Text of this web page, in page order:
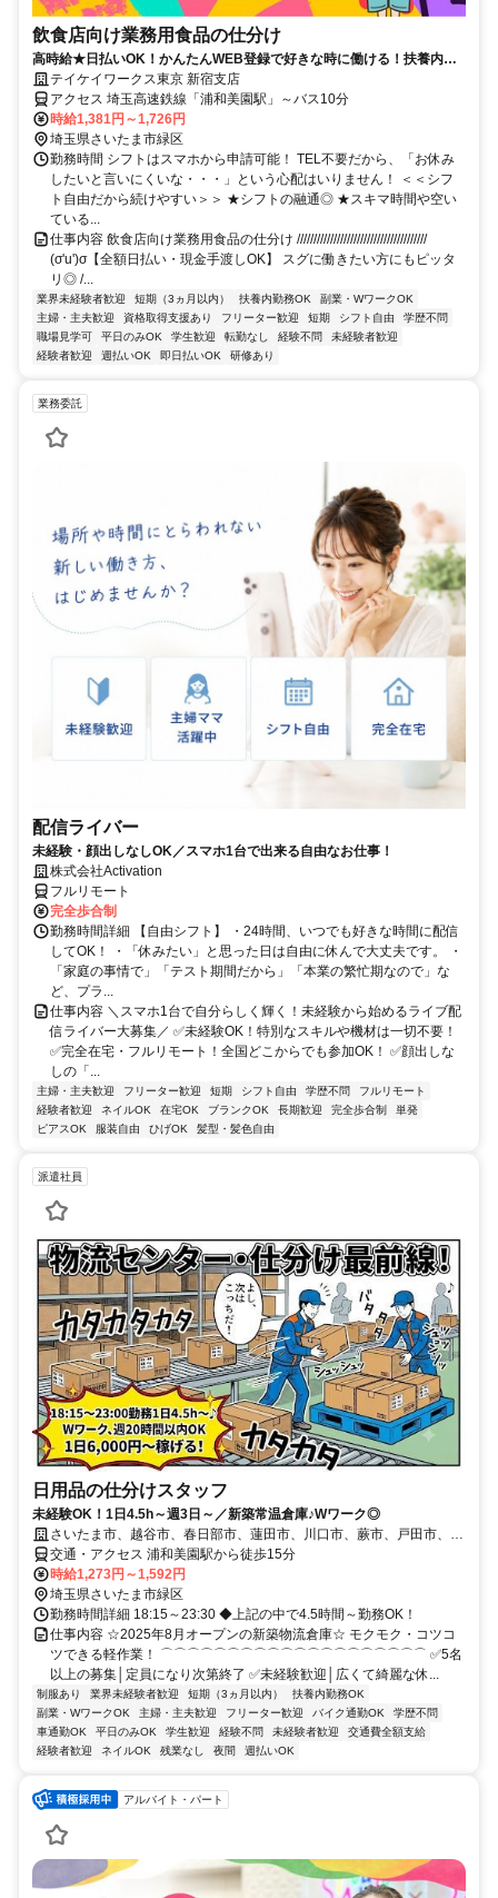
飲食店向け業務用食品の仕分け
高時給★日払いOK！かんたんWEB登録で好きな時に働ける！扶養内や
Wワークにも♪お友達との応募歓迎！
テイケイワークス東京 新宿支店
アクセス 埼玉高速鉄線「浦和美園駅」～バス10分
時給1,381円～1,726円
埼玉県さいたま市緑区
勤務時間 シフトはスマホから申請可能！ TEL不要だから、「お休み
したいと言いにくいな・・・」という心配はいりません！ ＜＜シフ
ト自由だから続けやすい＞＞ ★シフトの融通◎ ★スキマ時間や空い
ている...
仕事内容 飲食店向け業務用食品の仕分け ///////////////////////////////////////
(σ'u')σ【全額日払い・現金手渡しOK】 スグに働きたい方にもピッタ
リ◎ /...
業界未経験者歓迎 短期（3ヵ月以内） 扶養内勤務OK
副業・WワークOK
主婦・主夫歓迎
資格取得支援あり フリーター歓迎 短期 シフト自由
学歴不問
職場見学可
平日のみOK 学生歓迎 転勤なし 経験不問
未経験者歓迎
経験者歓迎
週払いOK 即日払いOK 研修あり
業務委託
配信ライバー
未経験・顔出しなしOK／スマホ1台で出来る自由なお仕事！
株式会社Activation
フルリモート
完全歩合制
勤務時間詳細 【自由シフト】 ・24時間、いつでも好きな時間に配信
してOK！ ・「休みたい」と思った日は自由に休んで大丈夫です。 ・
「家庭の事情で」「テスト期間だから」「本業の繁忙期なので」な
ど、プラ...
仕事内容 ＼スマホ1台で自分らしく輝く！未経験から始めるライブ配
信ライバー大募集／ ✅未経験OK！特別なスキルや機材は一切不要！
✅完全在宅・フルリモート！全国どこからでも参加OK！ ✅顔出しな
しの「...
主婦・主夫歓迎 フリーター歓迎 短期 シフト自由 学歴不問
フルリモート
経験者歓迎
ネイルOK 在宅OK ブランクOK 長期歓迎 完全歩合制
単発
ピアスOK
服装自由 ひげOK 髪型・髪色自由
派遣社員
日用品の仕分けスタッフ
未経験OK！1日4.5h～週3日～／新築常温倉庫♪Wワーク◎
さいたま市、越谷市、春日部市、蓮田市、川口市、蕨市、戸田市、朝
霞市、白岡市、草加市、志木市、上尾市、久喜市、杉戸町
交通・アクセス 浦和美園駅から徒歩15分
時給1,273円～1,592円
埼玉県さいたま市緑区
勤務時間詳細 18:15～23:30 ◆上記の中で4.5時間～勤務OK！
仕事内容 ☆2025年8月オープンの新築物流倉庫☆ モクモク・コツコ
ツできる軽作業！ ⌒⌒⌒⌒⌒⌒⌒⌒⌒⌒⌒⌒⌒⌒⌒⌒⌒⌒⌒⌒ ✅5名
以上の募集│定員になり次第終了 ✅未経験歓迎│広くて綺麗な休...
制服あり 業界未経験者歓迎 短期（3ヵ月以内）
扶養内勤務OK
副業・WワークOK
主婦・主夫歓迎 フリーター歓迎 バイク通勤OK
学歴不問
車通勤OK
平日のみOK 学生歓迎 経験不問 未経験者歓迎
交通費全額支給
経験者歓迎
ネイルOK 残業なし 夜間 週払いOK
アルバイト・パート